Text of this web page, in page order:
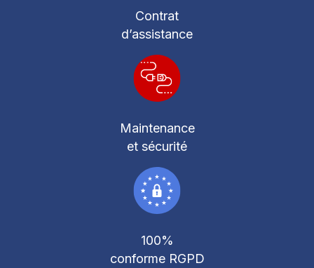
Contrat
d’assistance
Maintenance
et sécurité
100%
conforme RGPD